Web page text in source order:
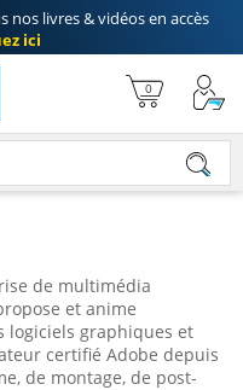
nos livres & vidéos en accès
ici
de multimédia
et anime
logiciels graphiques et
certifié Adobe depuis
de montage, de post-